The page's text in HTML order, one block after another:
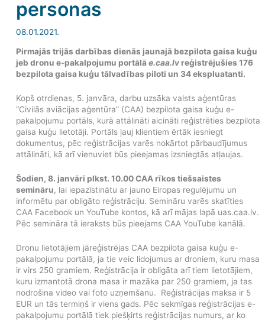
personas
08.01.2021.
Pirmajās trijās darbības dienās jaunajā bezpilota gaisa kuģu
jeb dronu e-pakalpojumu portālāe.caa.lv reģistrējušies 176
bezpilota gaisa kuģu tālvadības piloti un 34 ekspluatanti.
Kopš otrdienas, 5. janvāra, darbu uzsāka valsts aģentūras
“Civilās aviācijas aģentūra” (CAA) bezpilota gaisa kuģu e-
pakalpojumu portāls, kurā attālināti aicināti reģistrēties bezpilota
gaisa kuģu lietotāji. Portāls ļauj klientiem ērtāk iesniegt
dokumentus, pēc reģistrācijas varēs nokārtot pārbaudījumus
attālināti, kā arī vienuviet būs pieejamas izsniegtās atļaujas.
Šodien, 8. janvārī plkst. 10.00 CAA rīkos tiešsaistes
semināru, lai iepazīstinātu ar jauno Eiropas regulējumu un
informētu par obligāto reģistrāciju. Semināru varēs skatīties
CAA Facebook un YouTube kontos, kā arī mājas lapā uas.caa.lv.
Pēc semināra tā ieraksts būs pieejams CAA YouTube kanālā.
Dronu lietotājiem jāreģistrējas CAA bezpilota gaisa kuģu e-
pakalpojumu portālā, ja tie veic lidojumus ar droniem, kuru masa
ir virs 250 gramiem. Reģistrācija ir obligāta arī tiem lietotājiem,
kuru izmantotā drona masa ir mazāka par 250 gramiem, ja tas
nodrošina video vai foto uzņemšanu. Reģistrācijas maksa ir 5
EUR un tās termiņš ir viens gads. Pēc sekmīgas reģistrācijas e-
pakalpojumu portālā tiek piešķirts reģistrācijas numurs, ar ko